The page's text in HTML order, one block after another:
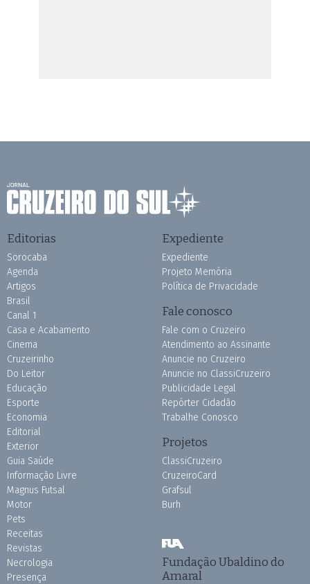
Editorias
Sorocaba
Agenda
Artigos
Brasil
Canal 1
Casa e Acabamento
Cinema
Cruzeirinho
Do Leitor
Educação
Esporte
Economia
Editorial
Exterior
Guia Saúde
Informação Livre
Magnus Futsal
Motor
Pets
Receitas
Revistas
Necrologia
Presença
Expediente
Expediente
Projeto Memória
Política de Privacidade
Fale conosco
Fale com o Cruzeiro
Atendimento ao Assinante
Anuncie no Cruzeiro
Anuncie no ClassiCruzeiro
Publicidade Legal
Repórter Cidadão
Trabalhe Conosco
Projetos
ClassiCruzeiro
CruzeiroCard
Grafsul
Burh
Fundação Ubaldino do
Amaral